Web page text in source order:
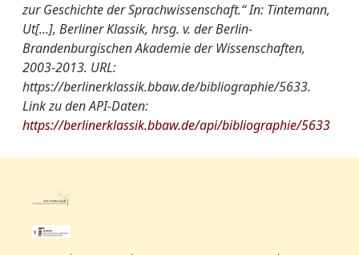
zur Geschichte der Sprachwissenschaft.“ In: Tintemann,
Ut[...], Berliner Klassik, hrsg. v. der Berlin-
Brandenburgischen Akademie der Wissenschaften,
2003-2013. URL:
https://berlinerklassik.bbaw.de/bibliographie/5633.
Link zu den API-Daten:
https://berlinerklassik.bbaw.de/api/bibliographie/5633